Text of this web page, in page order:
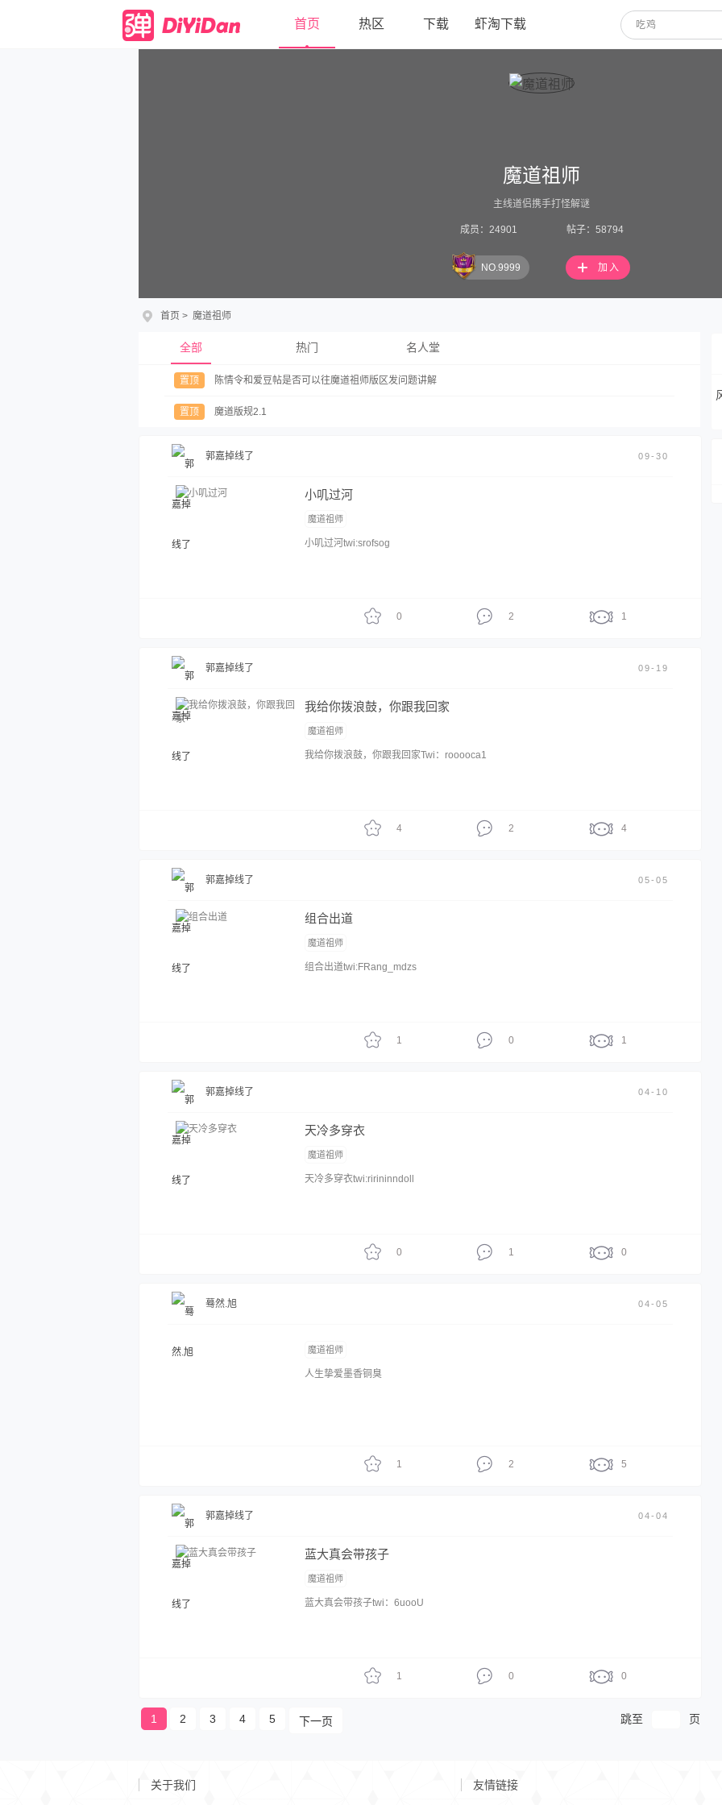
首页 热区 下载 虾淘下载 吃鸡
魔道祖师
主线道侣携手打怪解谜
成员：24901 帖子：58794
NO.9999 加入
首页 > 魔道祖师
全部 热门 名人堂
置顶 陈情令和爱豆帖是否可以往魔道祖师版区发问题讲解
置顶 魔道版规2.1
郭嘉掉线了 09-30
小叽过河
魔道祖师
小叽过河twi:srofsog
1
2
0
郭嘉掉线了 09-19
我给你拨浪鼓，你跟我回家
魔道祖师
我给你拨浪鼓，你跟我回家Twi：rooooca1
4
2
4
郭嘉掉线了 05-05
组合出道
魔道祖师
组合出道twi:FRang_mdzs ​
1
0
1
郭嘉掉线了 04-10
天冷多穿衣
魔道祖师
天冷多穿衣twi:ririninndoll
0
1
0
蓦然.旭 04-05
魔道祖师
人生挚爱墨香铜臭
5
2
1
郭嘉掉线了 04-04
蓝大真会带孩子
魔道祖师
蓝大真会带孩子twi：6uooU
0
0
1
1 2 3 4 5 下一页 跳至 页
关于我们 友情链接